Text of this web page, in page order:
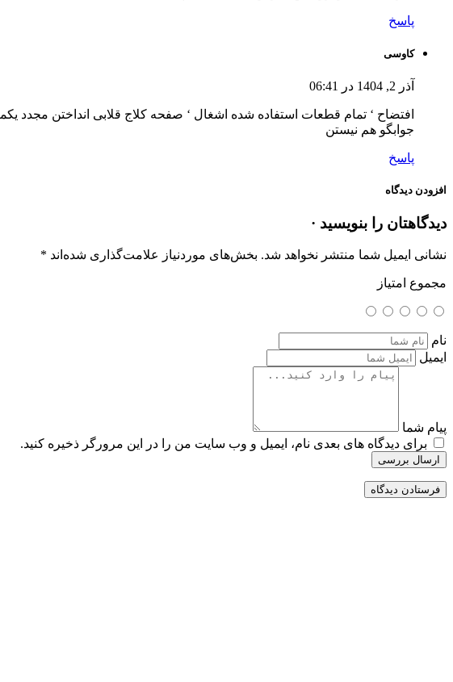
پاسخ
کاوسی
آذر 2, 1404 در 06:41
جوابگو هم نیستن
پاسخ
افزودن دیدگاه
دیدگاهتان را بنویسید ·
نشانی ایمیل شما منتشر نخواهد شد. بخش‌های موردنیاز علامت‌گذاری شده‌اند *
مجموع امتیاز
نام
ایمیل
پیام شما
برای دیدگاه های بعدی نام، ایمیل و وب سایت من را در این مرورگر ذخیره کنید.
ارسال بررسی